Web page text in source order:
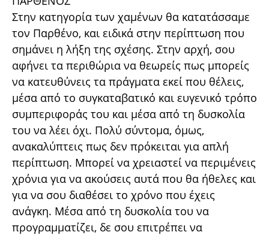
Στην κατηγορία των χαμένων θα κατατάσσαμε
τον Παρθένο, και ειδικά στην περίπτωση που
σημάνει η λήξη της σχέσης. Στην αρχή, σου
αφήνει τα περιθώρια να θεωρείς πως μπορείς
να κατευθύνεις τα πράγματα εκεί που θέλεις,
μέσα από το συγκαταβατικό και ευγενικό τρόπο
συμπεριφοράς του και μέσα από τη δυσκολία
του να λέει όχι. Πολύ σύντομα, όμως,
ανακαλύπτεις πως δεν πρόκειται για απλή
περίπτωση. Μπορεί να χρειαστεί να περιμένεις
χρόνια για να ακούσεις αυτά που θα ήθελες και
για να σου διαθέσει το χρόνο που έχεις
ανάγκη. Μέσα από τη δυσκολία του να
προγραμματίζει, δε σου επιτρέπει να